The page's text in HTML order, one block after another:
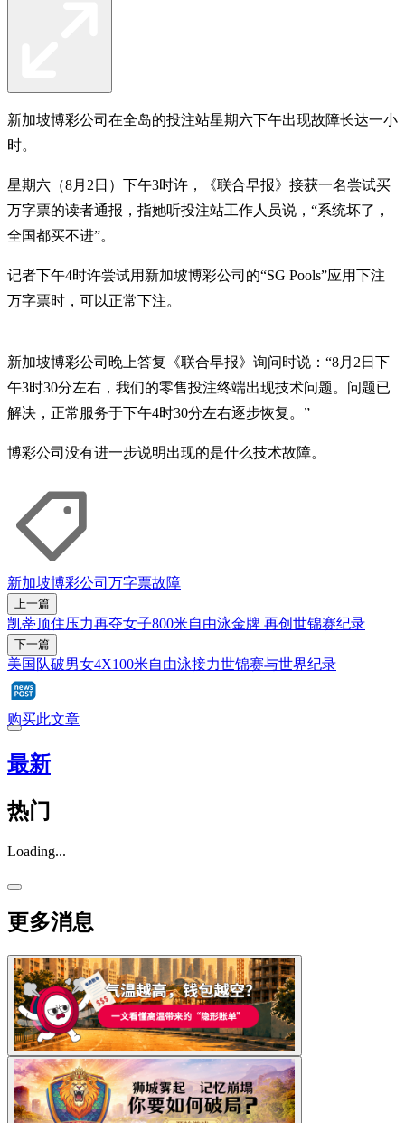
新加坡博彩公司在全岛的投注站星期六下午出现故障长达一小
时。
星期六（8月2日）下午3时许，《联合早报》接获一名尝试买
万字票的读者通报，指她听投注站工作人员说，“系统坏了，
全国都买不进”。
记者下午4时许尝试用新加坡博彩公司的“SG Pools”应用下注
万字票时，可以正常下注。
新加坡博彩公司晚上答复《联合早报》询问时说：“8月2日下
午3时30分左右，我们的零售投注终端出现技术问题。问题已
解决，正常服务于下午4时30分左右逐步恢复。”
博彩公司没有进一步说明出现的是什么技术故障。
新加坡博彩公司 万字票故障
上一篇
凯蒂顶住压力再夺女子800米自由泳金牌 再创世锦赛纪录
下一篇
美国队破男女4X100米自由泳接力世锦赛与世界纪录
购买此文章
最新
热门
Loading...
更多消息